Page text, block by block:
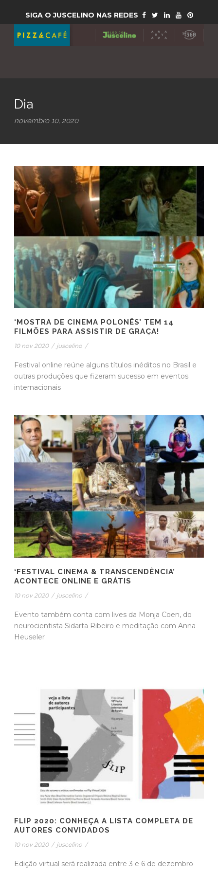
SIGA O JUSCELINO NAS REDES
Dia
novembro 10, 2020
‘MOSTRA DE CINEMA POLONÊS’ TEM 14
FILMÕES PARA ASSISTIR DE GRAÇA!
10 nov 2020 / juscelino /
Festival online reúne alguns títulos inéditos no Brasil e
outras produções que fizeram sucesso em eventos
internacionais
‘FESTIVAL CINEMA & TRANSCENDÊNCIA’
ACONTECE ONLINE E GRÁTIS
10 nov 2020 / juscelino /
Evento também conta com lives da Monja Coen, do
neurocientista Sidarta Ribeiro e meditação com Anna
Heuseler
FLIP 2020: CONHEÇA A LISTA COMPLETA DE
AUTORES CONVIDADOS
10 nov 2020 / juscelino /
Edição virtual será realizada entre 3 e 6 de dezembro